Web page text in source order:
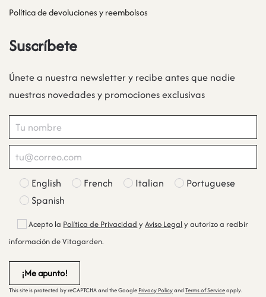
Política de devoluciones y reembolsos
Suscríbete
Únete a nuestra newsletter y recibe antes que nadie
nuestras novedades y promociones exclusivas
English French Italian
Portuguese
Spanish
Acepto la Política de Privacidad yAviso Legal y autorizo a recibir
información de Vitagarden.
This site is protected by reCAPTCHA and the Google Privacy Policyand Terms of Serviceapply.